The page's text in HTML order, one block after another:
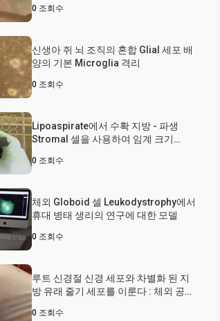
0 조회수
신생아 쥐 뇌 조직의 혼합 Glial 세포 배
양의 기본 Microglia 격리
0 조회수
Lipoaspirate에서 수확 지방 - 파생
Stromal 셀을 사용하여 임계 크기
0 조회수
체외 Globoid 셀 Leukodystrophy에서
휴대 병태 생리의 연구에 대한 모델
0 조회수
루트 신경절 신경 세포와 차별화 된 지
방 유래 줄기 세포를 이룬다 : 체외 공동
0 조회수